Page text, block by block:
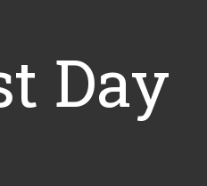
Day